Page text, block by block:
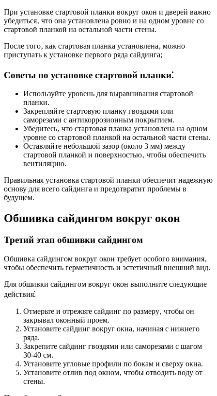
При установке стартовой планки вокруг окон и дверей важно
убедиться‚ что она установлена ровно и на одном уровне со
стартовой планкой на остальной части стены.
После того‚ как стартовая планка установлена‚ можно
приступать к установке первого ряда сайдинга;
Советы по установке стартовой планки⁚
Используйте уровень для выравнивания стартовой
планки.
Закрепляйте стартовую планку гвоздями или
саморезами с антикоррозионным покрытием.
Убедитесь‚ что стартовая планка установлена на одном
уровне со стартовой планкой на остальной части стены.
Оставляйте небольшой зазор (около 3 мм) между
стартовой планкой и поверхностью‚ чтобы обеспечить
вентиляцию.
Правильная установка стартовой планки обеспечит надежную
основу для всего сайдинга и предотвратит проблемы в
будущем.
Обшивка сайдингом вокруг окон
Третий этап обшивки сайдингом
Обшивка сайдингом вокруг окон требует особого внимания‚
чтобы обеспечить герметичность и эстетичный внешний вид.
Для обшивки сайдингом вокруг окон выполните следующие
действия⁚
Отмерьте и отрежьте сайдинг по размеру‚ чтобы он
закрывал оконный проем.
Установите сайдинг вокруг окна‚ начиная с нижнего
ряда.
Закрепите сайдинг гвоздями или саморезами с шагом
30-40 см.
Установите угловые профили по бокам и сверху окна.
Установите отлив под окном‚ чтобы отводить воду от
стены.